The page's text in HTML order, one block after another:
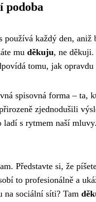
podoba
používá každý den,
mu děkuju, ne děkuji.
tomu, jak
spisovná forma – ta,
zjednodušili
ladí s rytmem naší
Představte si, že
to profesionálně a
na sociální síti? Tam